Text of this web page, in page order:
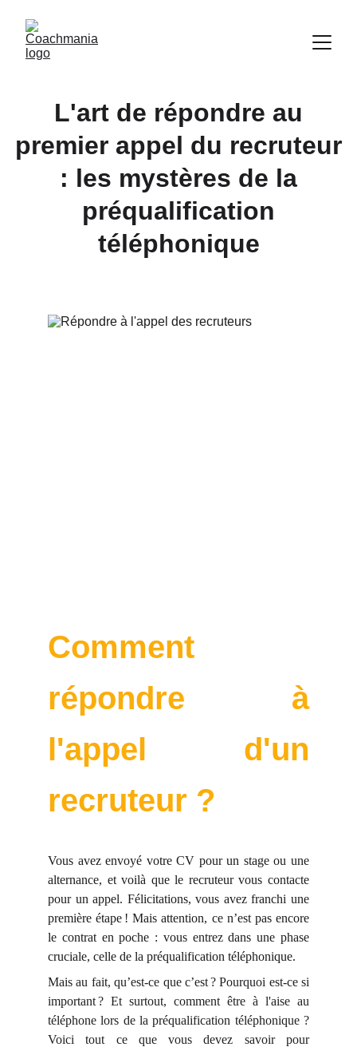
L'art de répondre au
premier appel du recruteur
: les mystères de la
préqualification
téléphonique
Comment
répondre à
l'appel d'un
recruteur ?
Vous avez envoyé votre CV pour un stage ou une
alternance, et voilà que le recruteur vous contacte
pour un appel. Félicitations, vous avez franchi une
première étape ! Mais attention, ce n’est pas encore
le contrat en poche : vous entrez dans une phase
cruciale, celle de la préqualification téléphonique.
Mais au fait, qu’est-ce que c’est ? Pourquoi est-ce si
important ? Et surtout, comment être à l'aise au
téléphone lors de la préqualification téléphonique ?
Voici tout ce que vous devez savoir pour